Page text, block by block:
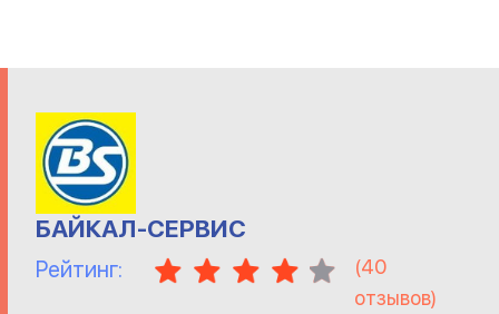
БАЙКАЛ-CЕРВИС
Рейтинг: (40
отзывов)